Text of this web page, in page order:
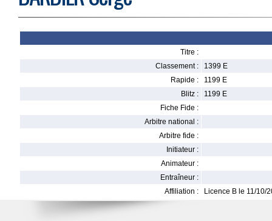
Titre :
Classement :
1399 E
Rapide :
1199 E
Blitz :
1199 E
Fiche Fide :
Arbitre national :
Arbitre fide :
Initiateur :
Animateur :
Entraîneur :
Affiliation :
Licence B le 11/10/